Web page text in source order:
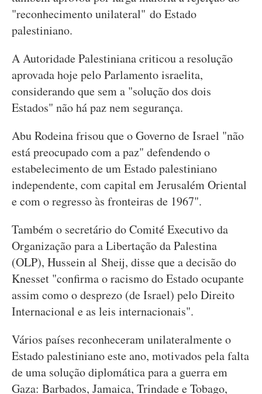
"reconhecimento unilateral" do Estado
palestiniano.
A Autoridade Palestiniana criticou a resolução
aprovada hoje pelo Parlamento israelita,
considerando que sem a "solução dos dois
Estados" não há paz nem segurança.
Abu Rodeina frisou que o Governo de Israel "não
está preocupado com a paz" defendendo o
estabelecimento de um Estado palestiniano
independente, com capital em Jerusalém Oriental
e com o regresso às fronteiras de 1967".
Também o secretário do Comité Executivo da
Organização para a Libertação da Palestina
(OLP), Hussein al Sheij, disse que a decisão do
Knesset "confirma o racismo do Estado ocupante
assim como o desprezo (de Israel) pelo Direito
Internacional e as leis internacionais".
Vários países reconheceram unilateralmente o
Estado palestiniano este ano, motivados pela falta
de uma solução diplomática para a guerra em
Gaza: Barbados, Jamaica, Trindade e Tobago,